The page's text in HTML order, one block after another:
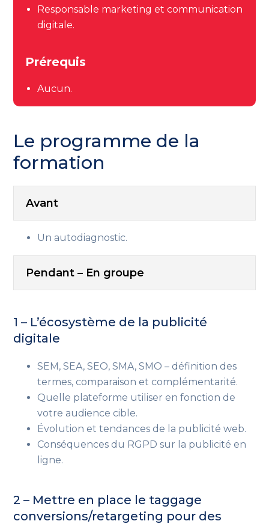
Responsable marketing et communication
digitale.
Prérequis
Aucun.
Le programme de la
formation
Avant
Un autodiagnostic.
Pendant – En groupe
1 – L’écosystème de la publicité
digitale
SEM, SEA, SEO, SMA, SMO – définition des
termes, comparaison et complémentarité.
Quelle plateforme utiliser en fonction de
votre audience cible.
Évolution et tendances de la publicité web.
Conséquences du RGPD sur la publicité en
ligne.
2 – Mettre en place le taggage
conversions/retargeting pour des